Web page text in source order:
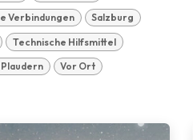
Verbindungen Salzburg
Technische Hilfsmittel
Vor Ort